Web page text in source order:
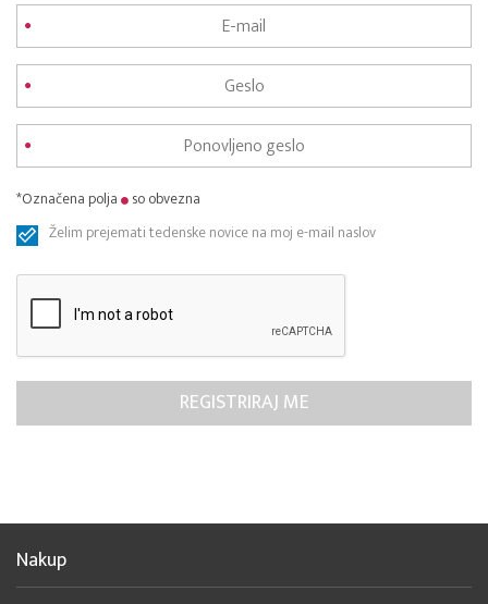
*Označena polja
so obvezna
Želim prejemati tedenske novice na moj e-mail naslov
Nakup